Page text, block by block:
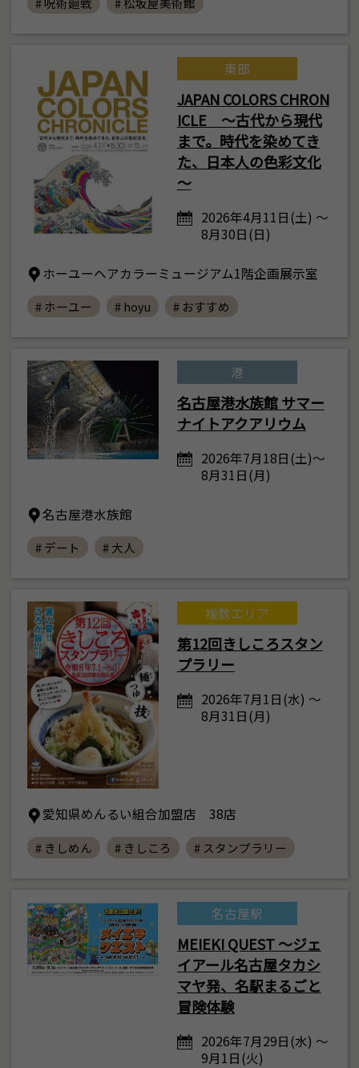
東部
JAPAN COLORS CHRON
ICLE ～古代から現代
まで。時代を染めてき
た、日本人の色彩文化
～
2026年4月11日(土) ～
8月30日(日)
ホーユーヘアカラーミュージアム1階企画展示室
# ホーユー # hoyu # おすすめ
港
名古屋港水族館 サマー
ナイトアクアリウム
2026年7月18日(土)～
8月31日(月)
名古屋港水族館
# デート # 大人
複数エリア
第12回きしころスタン
プラリー
2026年7月1日(水) ～
8月31日(月)
愛知県めんるい組合加盟店 38店
# きしめん # きしころ # スタンプラリー
名古屋駅
MEIEKI QUEST ～ジェ
イアール名古屋タカシ
マヤ発、名駅まるごと
冒険体験
2026年7月29日(水) ～
9月1日(火)